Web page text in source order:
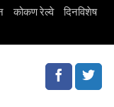
कोकण रेल्वे दिनविशेष